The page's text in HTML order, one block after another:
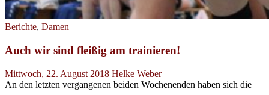
Berichte, Damen
Auch wir sind fleißig am trainieren!
Mittwoch, 22. August 2018 Helke Weber
An den letzten vergangenen beiden Wochenenden haben sich die